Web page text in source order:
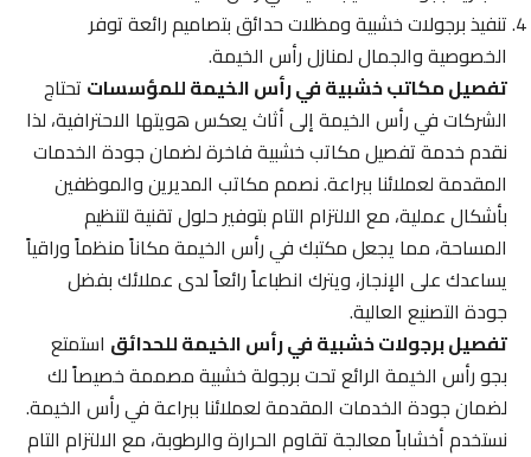
تنفيذ برجولات خشبية ومظلات حدائق بتصاميم رائعة توفر
الخصوصية والجمال لمنازل رأس الخيمة.
تفصيل مكاتب خشبية في رأس الخيمة للمؤسساتتحتاج
الشركات في رأس الخيمة إلى أثاث يعكس هويتها الاحترافية، لذا
نقدم خدمة تفصيل مكاتب خشبية فاخرة لضمان جودة الخدمات
المقدمة لعملائنا ببراعة. نصمم مكاتب المديرين والموظفين
بأشكال عملية، مع الالتزام التام بتوفير حلول تقنية لتنظيم
المساحة، مما يجعل مكتبك في رأس الخيمة مكاناً منظماً وراقياً
يساعدك على الإنجاز، ويترك انطباعاً رائعاً لدى عملائك بفضل
جودة التصنيع العالية.
تفصيل برجولات خشبية في رأس الخيمة للحدائقاستمتع
بجو رأس الخيمة الرائع تحت برجولة خشبية مصممة خصيصاً لك
لضمان جودة الخدمات المقدمة لعملائنا ببراعة في رأس الخيمة.
نستخدم أخشاباً معالجة تقاوم الحرارة والرطوبة، مع الالتزام التام